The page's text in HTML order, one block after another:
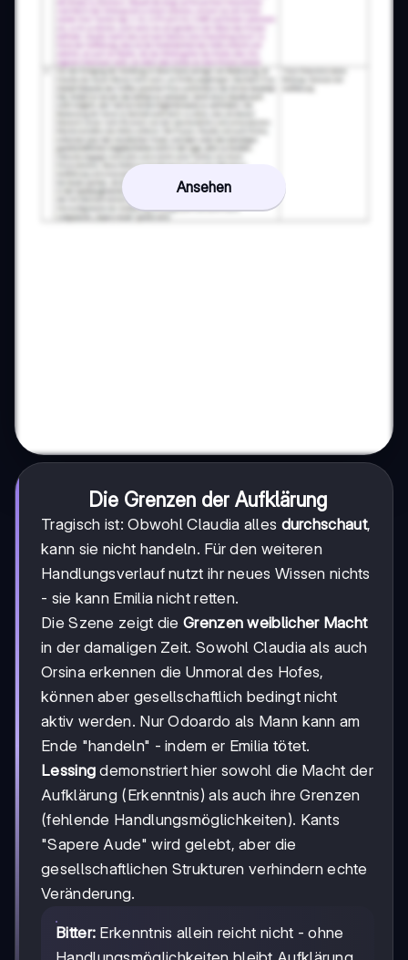
Ansehen
Die Grenzen der Aufklärung
Tragisch ist: Obwohl Claudia alles durchschaut,
kann sie nicht handeln. Für den weiteren
Handlungsverlauf nutzt ihr neues Wissen nichts
- sie kann Emilia nicht retten.
Die Szene zeigt die Grenzen weiblicher Macht
in der damaligen Zeit. Sowohl Claudia als auch
Orsina erkennen die Unmoral des Hofes,
können aber gesellschaftlich bedingt nicht
aktiv werden. Nur Odoardo als Mann kann am
Ende "handeln" - indem er Emilia tötet.
Lessing demonstriert hier sowohl die Macht der
Aufklärung (Erkenntnis) als auch ihre Grenzen
(fehlende Handlungsmöglichkeiten). Kants
"Sapere Aude" wird gelebt, aber die
gesellschaftlichen Strukturen verhindern echte
Veränderung.
Bitter: Erkenntnis allein reicht nicht - ohne